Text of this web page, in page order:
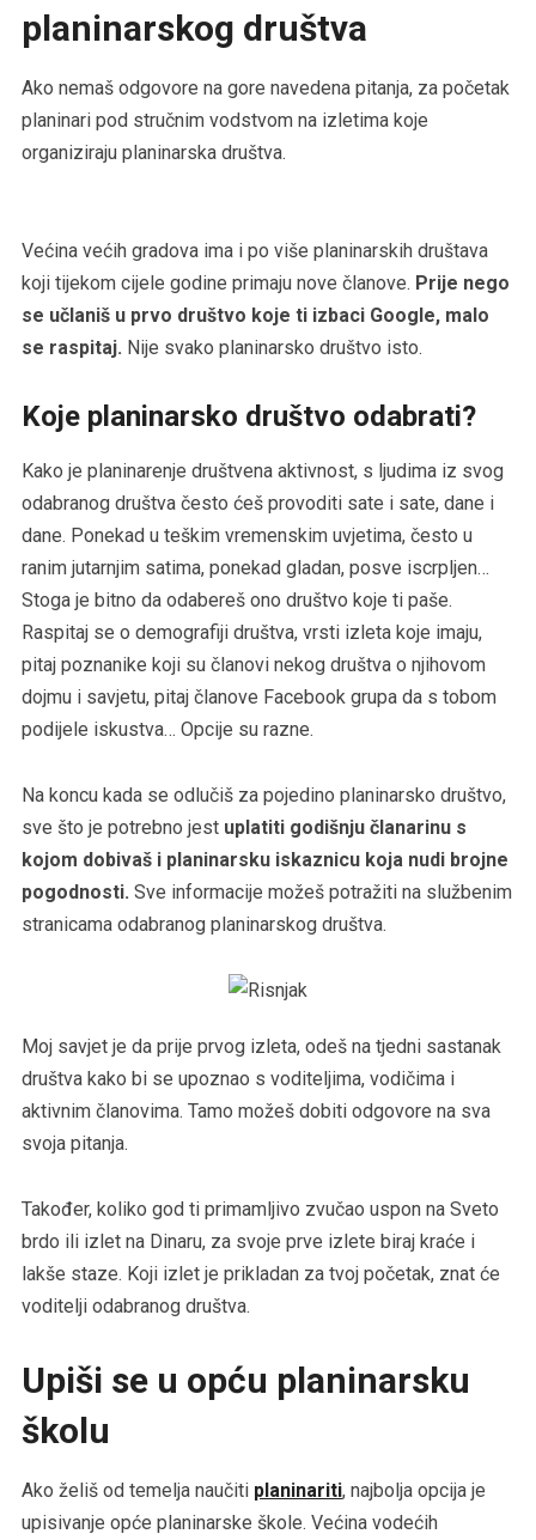
planinarskog društva
Ako nemaš odgovore na gore navedena pitanja, za početak
planinari pod stručnim vodstvom na izletima koje
organiziraju planinarska društva.
Većina većih gradova ima i po više planinarskih društava
koji tijekom cijele godine primaju nove članove. Prije nego
se učlaniš u prvo društvo koje ti izbaci Google, malo
se raspitaj. Nije svako planinarsko društvo isto.
Koje planinarsko društvo odabrati?
Kako je planinarenje društvena aktivnost, s ljudima iz svog
odabranog društva često ćeš provoditi sate i sate, dane i
dane. Ponekad u teškim vremenskim uvjetima, često u
ranim jutarnjim satima, ponekad gladan, posve iscrpljen…
Stoga je bitno da odabereš ono društvo koje ti paše.
Raspitaj se o demografiji društva, vrsti izleta koje imaju,
pitaj poznanike koji su članovi nekog društva o njihovom
dojmu i savjetu, pitaj članove Facebook grupa da s tobom
podijele iskustva… Opcije su razne.
Na koncu kada se odlučiš za pojedino planinarsko društvo,
sve što je potrebno jest uplatiti godišnju članarinu s
kojom dobivaš i planinarsku iskaznicu koja nudi brojne
pogodnosti. Sve informacije možeš potražiti na službenim
stranicama odabranog planinarskog društva.
Moj savjet je da prije prvog izleta, odeš na tjedni sastanak
društva kako bi se upoznao s voditeljima, vodičima i
aktivnim članovima. Tamo možeš dobiti odgovore na sva
svoja pitanja.
Također, koliko god ti primamljivo zvučao uspon na Sveto
brdo ili izlet na Dinaru, za svoje prve izlete biraj kraće i
lakše staze. Koji izlet je prikladan za tvoj početak, znat će
voditelji odabranog društva.
Upiši se u opću planinarsku
školu
Ako želiš od temelja naučiti planinariti, najbolja opcija je
upisivanje opće planinarske škole. Većina vodećih